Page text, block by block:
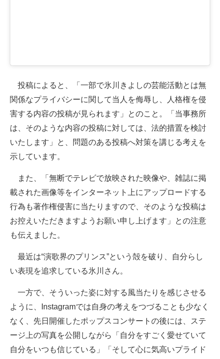
エレクトロニクス専門サイト
電子設計の基本と応用
建設×テクノロジーの最前線
ちょっと気になるネットの話題
投稿によると、「一部で氷川きよしの芸能活動とは無
関係なプライバシーに関して当人を侮辱し、人格権を侵
害する内容の投稿が見られます」とのこと。「当事務所
は、そのような内容の投稿に対しては、法的措置を検討
いたします」と、問題のある投稿へ対策を講じる考えを
示しています。
また、「無断でテレビで放映された映像や、雑誌に掲
載された画像等をインターネット上にアップロードする
行為も著作権侵害に当たりますので、そのような投稿は
お控えいただきますようお願い申し上げます」との注意
も伝えました。
最近は“演歌界のプリンス”という殻を破り、自分らし
い表現を追求している氷川さん。
一方で、そういった姿に対する風当たりを感じさせる
ように、Instagramでは自身の考えをつづることも少なく
なく、先日開催したポップスコンサートの後には、ステ
ージ上の写真を公開しながら「自分をすごく愛せていて
自分をいつも信じている」「そして心に気高いプライド